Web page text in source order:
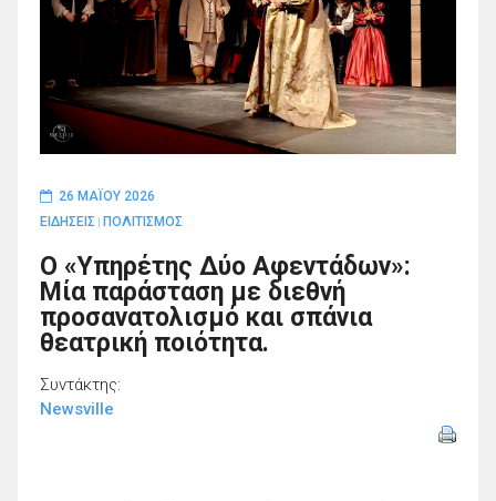
26 ΜΑΪ́ΟΥ 2026
ΕΙΔΗΣΕΙΣ ΠΟΛΙΤΙΣΜΟΣ
Ο «Υπηρέτης Δύο Αφεντάδων»:
Μία παράσταση με διεθνή
προσανατολισμό και σπάνια
θεατρική ποιότητα.
Συντάκτης:
Newsville